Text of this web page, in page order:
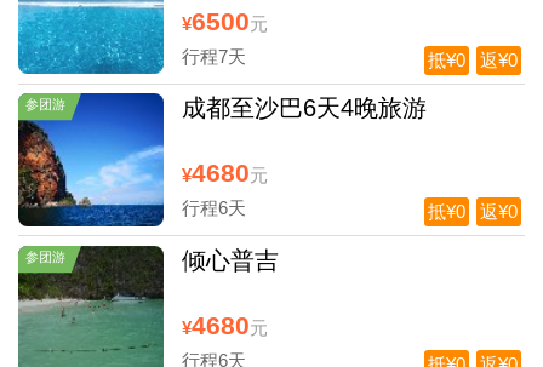
¥6500元
行程7天
返¥0
抵¥0
参团游 成都至沙巴6天4晚旅游
¥4680元
行程6天
返¥0
抵¥0
参团游 倾心普吉
¥4680元
行程6天